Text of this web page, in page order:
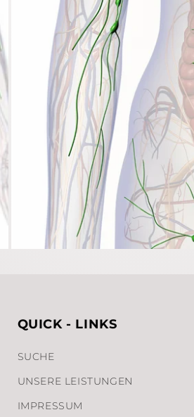
QUICK - LINKS
SUCHE
UNSERE LEISTUNGEN
IMPRESSUM